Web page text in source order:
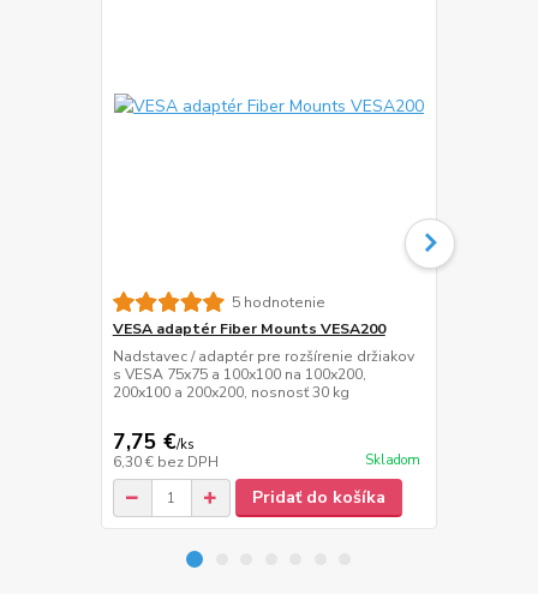
5 hodnotenie
VESA adaptér Fiber Mounts VESA200
Nadstavec / adaptér pre rozšírenie držiakov
s VESA 75x75 a 100x100 na 100x200,
200x100 a 200x200, nosnosť 30 kg
7,75 €/ks
6,30 € bez DPH Skladom
Pridať do košíka